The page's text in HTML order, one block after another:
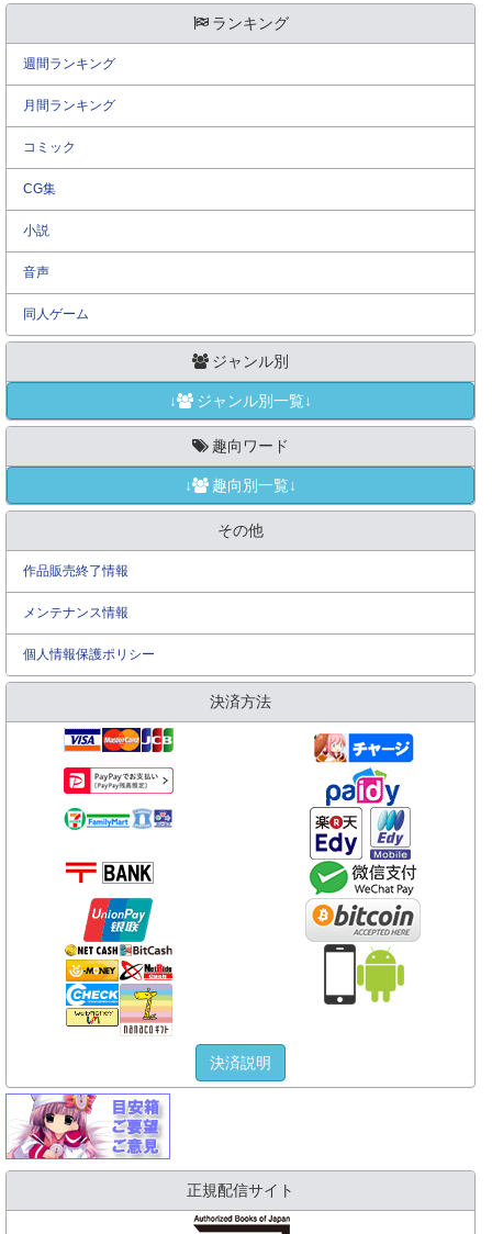
ランキング
週間ランキング
月間ランキング
コミック
CG集
小説
音声
同人ゲーム
ジャンル別
↓ ジャンル別一覧↓
趣向ワード
↓ 趣向別一覧↓
その他
作品販売終了情報
メンテナンス情報
個人情報保護ポリシー
決済方法
決済説明
正規配信サイト